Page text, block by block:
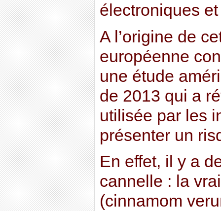
électroniques
A l’origine de
européenne
une étude
de 2013 qui a
utilisée par les
présenter un
En effet, il y a
cannelle : la
(cinnamom